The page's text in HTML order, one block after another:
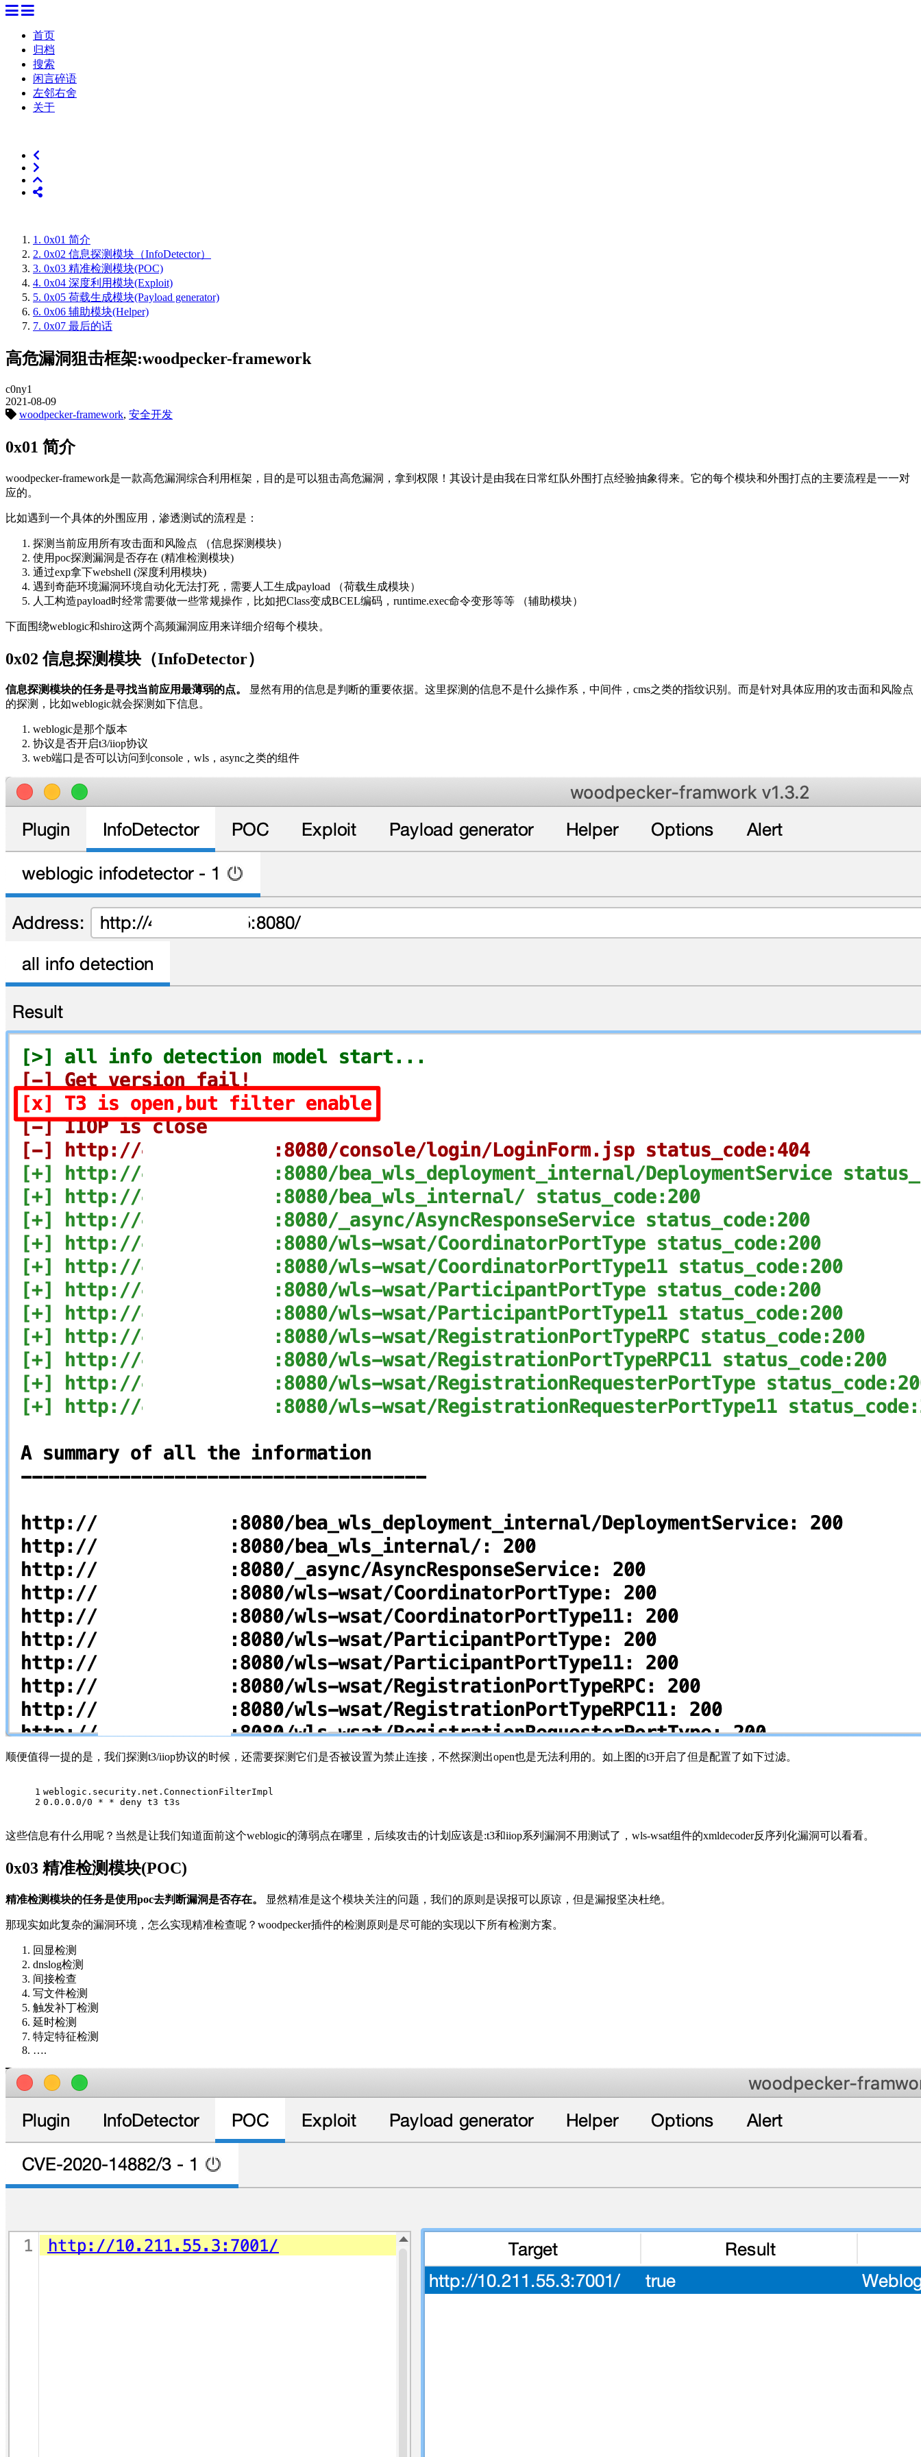
首页
归档
搜索
闲言碎语
左邻右舍
关于
1. 0x01 简介
2. 0x02 信息探测模块（InfoDetector）
3. 0x03 精准检测模块(POC)
4. 0x04 深度利用模块(Exploit)
5. 0x05 荷载生成模块(Payload generator)
6. 0x06 辅助模块(Helper)
7. 0x07 最后的话
高危漏洞狙击框架:woodpecker-framework
c0ny1
2021-08-09
woodpecker-framework, 安全开发
0x01 简介
woodpecker-framework是一款高危漏洞综合利用框架，目的是可以狙击高危漏洞，拿到权限！其设计是由我在日常红队外围打点经验抽象得来。它的每个模块和外围打点的主要流程是一一对
应的。
比如遇到一个具体的外围应用，渗透测试的流程是：
探测当前应用所有攻击面和风险点 （信息探测模块）
使用poc探测漏洞是否存在 (精准检测模块)
通过exp拿下webshell (深度利用模块)
遇到奇葩环境漏洞环境自动化无法打死，需要人工生成payload （荷载生成模块）
人工构造payload时经常需要做一些常规操作，比如把Class变成BCEL编码，runtime.exec命令变形等等 （辅助模块）
下面围绕weblogic和shiro这两个高频漏洞应用来详细介绍每个模块。
0x02 信息探测模块（InfoDetector）
信息探测模块的任务是寻找当前应用最薄弱的点。
显然有用的信息是判断的重要依据。这里探测的信息不是什么操作系，中间件，cms之类的指纹识别。而是针对具体应用的攻击面和风险点
的探测，比如weblogic就会探测如下​信息。​
weblogic是那个版本
协议是否开启t3/iiop协议
web端口是否可以访问到console，wls，async之类的组件
顺便值得一提的是，我们探测t3/iiop协议的时候，还需要探测它们是否被设置为禁止连接，不然探测出open也是无法利用的。如上图的t3开启了但是配置了如下过滤。
1
2
weblogic.security.net.ConnectionFilterImpl
0.0.0.0/0 * * deny t3 t3s
这些信息有什么用呢？当然是让我们知道面前这个weblogic的薄弱点在哪里，后续攻击的计划应该是:t3和iiop系列漏洞不用测试了，wls-wsat组件的xmldecoder反序列化漏洞可以看看。
0x03 精准检测模块(POC)
精准检测模块的任务是使用poc去判断漏洞是否存在。 显然精准是这个模块关注的问题，我们的原则是误报可以原谅，但是漏报坚决杜绝。
那现实如此复杂的漏洞环境，怎么实现精准检查呢？woodpecker插件的检测原则是尽可能的实现以下所有检测方案。
回显检测
dnslog检测
间接检查
写文件检测
触发补丁检测
延时检测
特定特征检测
….